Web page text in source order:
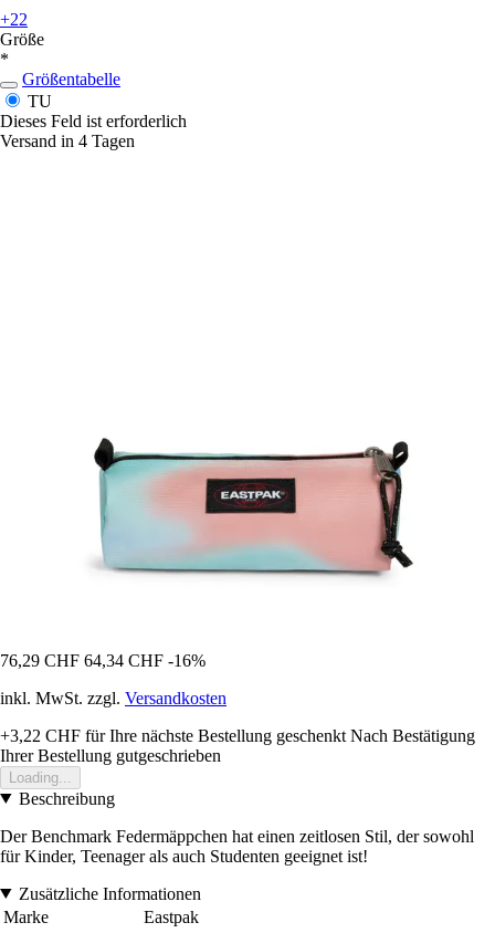
+22
Größe
*
Größentabelle
TU
Dieses Feld ist erforderlich
Versand in 4 Tagen
76,29 CHF 64,34 CHF -16%
inkl. MwSt. zzgl. Versandkosten
+3,22 CHF für Ihre nächste Bestellung geschenkt Nach Bestätigung
Ihrer Bestellung gutgeschrieben
Loading...
Beschreibung
Der Benchmark Federmäppchen hat einen zeitlosen Stil, der sowohl
für Kinder, Teenager als auch Studenten geeignet ist!
Zusätzliche Informationen
Marke
Eastpak